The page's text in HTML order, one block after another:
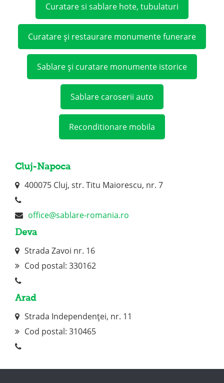
Curatare si sablare hote, tubulaturi
Curatare și restaurare monumente funerare
Sablare și curatare monumente istorice
Sablare caroserii auto
Reconditionare mobila
Cluj-Napoca
400075 Cluj, str. Titu Maiorescu, nr. 7
office@sablare-romania.ro
Deva
Strada Zavoi nr. 16
Cod postal: 330162
Arad
Strada Independenței, nr. 11
Cod postal: 310465